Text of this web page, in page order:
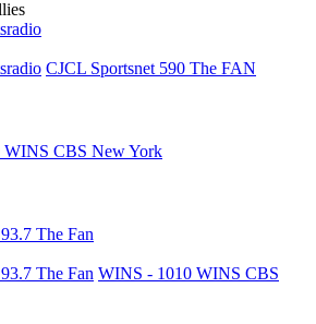
CJCL Sportsnet 590 The FAN
CBS New York
The Fan
The Fan WINS - 1010 WINS CBS